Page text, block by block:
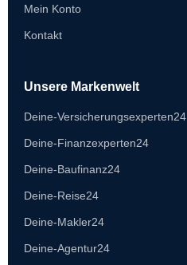
Mein Konto
Kontakt
Unsere Markenwelt
Deine-Versicherungsexperten24
Deine-Finanzexperten24
Deine-Baufinanz24
Deine-Reise24
Deine-Makler24
Deine-Agentur24